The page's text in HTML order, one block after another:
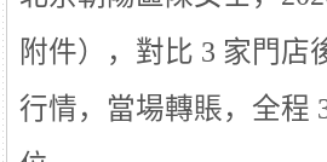
附件），對比 3 家門
行情，當場轉賬，全程